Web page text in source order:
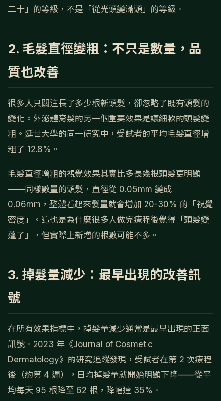
二十」的等級，不是「從光頭變滿頭」的等級。
2. 毛髮直徑變粗：不只是數量，品
質也改善
很多人只關注長了多少根新頭髮，卻忽略了既有頭髮的
變化。外泌體育髮的另一個重要效果是讓細軟的頭髮變
粗。延世大學的同一研究中，受試者的平均毛髮直徑增
粗了 12.8%。
毛髮直徑增粗的視覺效果其實比多長幾根頭髮更明顯
——同樣數量的頭髮，直徑從 0.05mm 變成
0.06mm，整體看起來髮量就會增加 20-30% 的「視覺
密度」。這也是為什麼很多人做完療程後覺得「頭髮變
蓬了」，但實際上新增的根數可能不多。
3. 掉髮量減少：最早出現的改善訊
號
在所有效果指標中，掉髮量減少通常是最早出現的正面
訊號。2023 年《Journal of Cosmetic
Dermatology》的研究追蹤發現，受試者在第 2 次療程
後（約第 4 週），日均掉髮量就開始明顯下降——從平
均每天 95 根降至 62 根，降幅達 35%。